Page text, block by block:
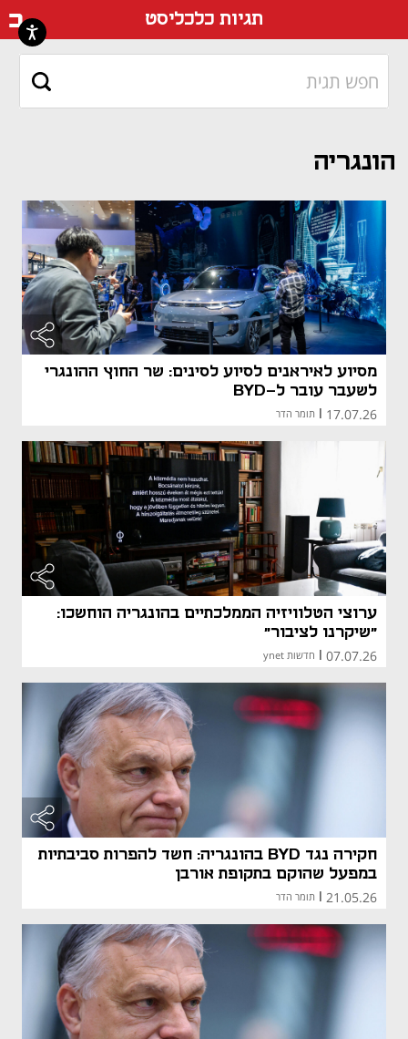
תגיות כלכליסט
הונגריה
מסיוע לאיראנים לסיוע לסינים: שר החוץ ההונגרי
לשעבר עובר ל-BYD
17.07.26 תומר הדר
ערוצי הטלוויזיה הממלכתיים בהונגריה הוחשכו:
"שיקרנו לציבור"
07.07.26 חדשות ynet
חקירה נגד BYD בהונגריה: חשד להפרות סביבתיות
במפעל שהוקם בתקופת אורבן
21.05.26 תומר הדר